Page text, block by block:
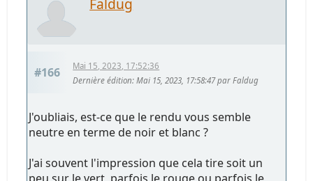
Faldug
#166
Mai 15, 2023, 17:52:36
Dernière édition: Mai 15, 2023, 17:58:47 par Faldug
J'oubliais, est-ce que le rendu vous semble
neutre en terme de noir et blanc ?
J'ai souvent l'impression que cela tire soit un